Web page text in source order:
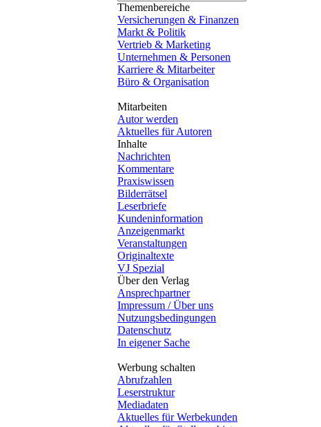
Themenbereiche
Versicherungen & Finanzen
Markt & Politik
Vertrieb & Marketing
Unternehmen & Personen
Karriere & Mitarbeiter
Büro & Organisation
Mitarbeiten
Autor werden
Aktuelles für Autoren
Inhalte
Nachrichten
Kommentare
Praxiswissen
Bilderrätsel
Leserbriefe
Kundeninformation
Anzeigenmarkt
Veranstaltungen
Originaltexte
VJ Spezial
Über den Verlag
Ansprechpartner
Impressum / Über uns
Nutzungsbedingungen
Datenschutz
In eigener Sache
Werbung schalten
Abrufzahlen
Leserstruktur
Mediadaten
Aktuelles für Werbekunden